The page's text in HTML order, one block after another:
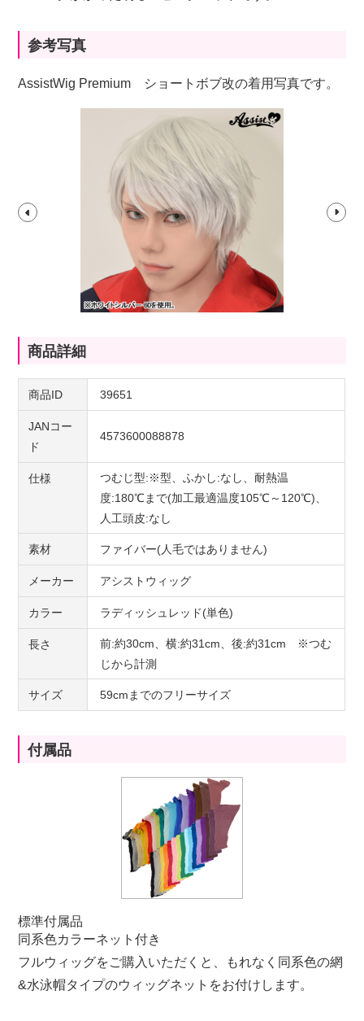
参考写真
AssistWig Premium ショートボブ改の着用写真です。
商品詳細
商品ID 39651
JANコー
ド
4573600088878
仕様
つむじ型:※型、ふかし:なし、耐熱温
度:180℃まで(加工最適温度105℃～120℃)、
人工頭皮:なし
素材 ファイバー(人毛ではありません)
メーカー アシストウィッグ
カラー ラディッシュレッド(単色)
長さ
前:約30cm、横:約31cm、後:約31cm ※つむ
じから計測
サイズ 59cmまでのフリーサイズ
付属品
標準付属品
同系色カラーネット付き
フルウィッグをご購入いただくと、もれなく同系色の網
&水泳帽タイプのウィッグネットをお付けします。